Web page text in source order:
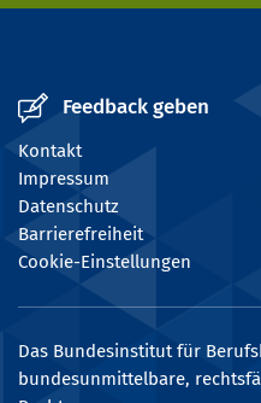
Feedback geben
Kontakt
Impressum
Datenschutz
Barrierefreiheit
Cookie-Einstellungen
Das Bundesinstitut für
bundesunmittelbare,